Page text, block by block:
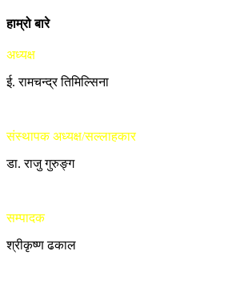
हाम्रो बारे
अध्यक्ष
ई. रामचन्द्र तिमिल्सिना
संस्थापक अध्यक्ष/सल्लाहकार
डा. राजु गुरुङ्ग
सम्पादक
श्रीकृष्ण ढकाल